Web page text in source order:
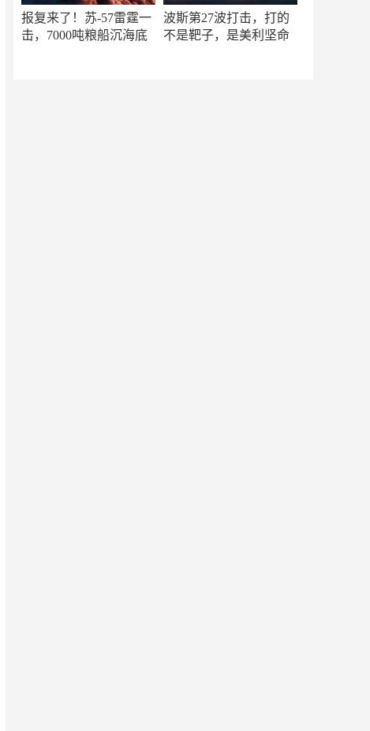
报复来了！苏-57雷霆一
击，7000吨粮船沉海底
波斯第27波打击，打的
不是靶子，是美利坚命